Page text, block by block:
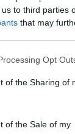
to third parties
that may
Opt
of the Sharing of
of the Sale of my
entre
i
i
ha